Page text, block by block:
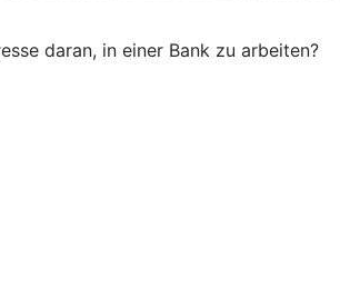
daran, in einer Bank zu arbeiten?